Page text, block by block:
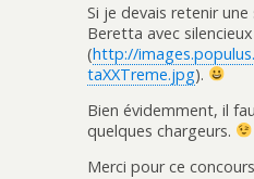
Si je devais retenir
Beretta avec
(http://
taXXTreme.jpg).
Bien évidemment, il
quelques chargeurs.
Merci pour ce